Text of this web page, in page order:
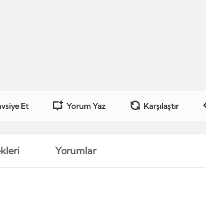
Et Yorum Yaz Karşılaştır
Yorumlar